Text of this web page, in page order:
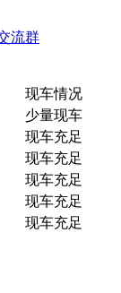
现车情况
少量现车
现车充足
现车充足
现车充足
现车充足
现车充足